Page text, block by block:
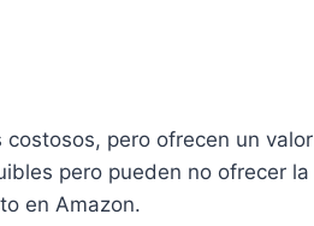
pero ofrecen un valor
pero pueden no ofrecer la
en Amazon.